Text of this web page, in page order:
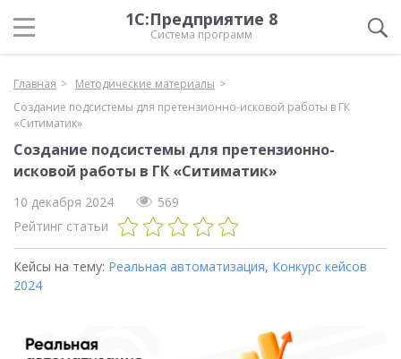
1С:Предприятие 8
Система программ
Главная
Методические материалы
Создание подсистемы для претензионно-исковой работы в ГК
«Ситиматик»
Создание подсистемы для претензионно-
исковой работы в ГК «Ситиматик»
10 декабря 2024
569
Рейтинг статьи
Кейсы на тему: Реальная автоматизация, Конкурс кейсов
2024